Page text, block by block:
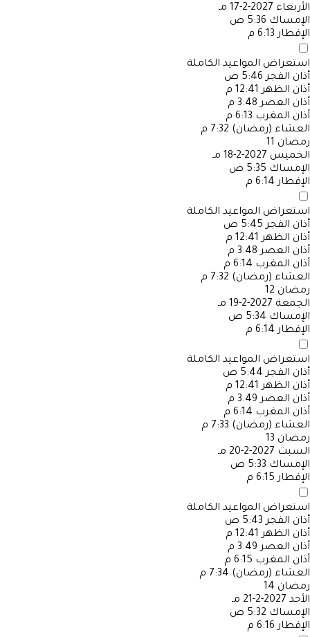
الأربعاء 2027-2-17 مـ
الإمساك 5:36 ص
الإفطار 6:13 م
استعراض المواعيد الكاملة
أذان الفجر 5:46 ص
أذان الظهر 12:41 م
أذان العصر 3:48 م
أذان المغرب 6:13 م
العشاء (رمضان) 7:32 م
رمضان 11
الخميس 2027-2-18 مـ
الإمساك 5:35 ص
الإفطار 6:14 م
استعراض المواعيد الكاملة
أذان الفجر 5:45 ص
أذان الظهر 12:41 م
أذان العصر 3:48 م
أذان المغرب 6:14 م
العشاء (رمضان) 7:32 م
رمضان 12
الجمعة 2027-2-19 مـ
الإمساك 5:34 ص
الإفطار 6:14 م
استعراض المواعيد الكاملة
أذان الفجر 5:44 ص
أذان الظهر 12:41 م
أذان العصر 3:49 م
أذان المغرب 6:14 م
العشاء (رمضان) 7:33 م
رمضان 13
السبت 2027-2-20 مـ
الإمساك 5:33 ص
الإفطار 6:15 م
استعراض المواعيد الكاملة
أذان الفجر 5:43 ص
أذان الظهر 12:41 م
أذان العصر 3:49 م
أذان المغرب 6:15 م
العشاء (رمضان) 7:34 م
رمضان 14
الأحد 2027-2-21 مـ
الإمساك 5:32 ص
الإفطار 6:16 م